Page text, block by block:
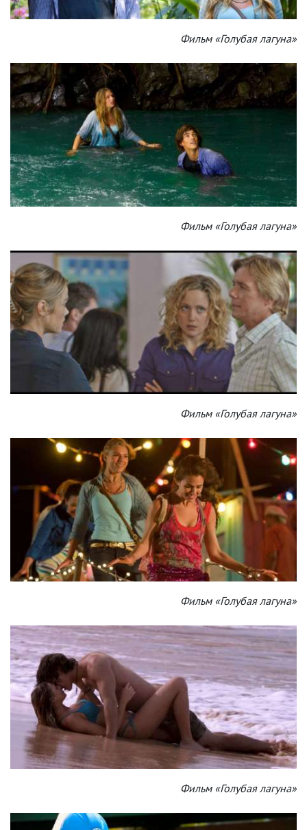
Фильм «Голубая лагуна»
Фильм «Голубая лагуна»
Фильм «Голубая лагуна»
Фильм «Голубая лагуна»
Фильм «Голубая лагуна»